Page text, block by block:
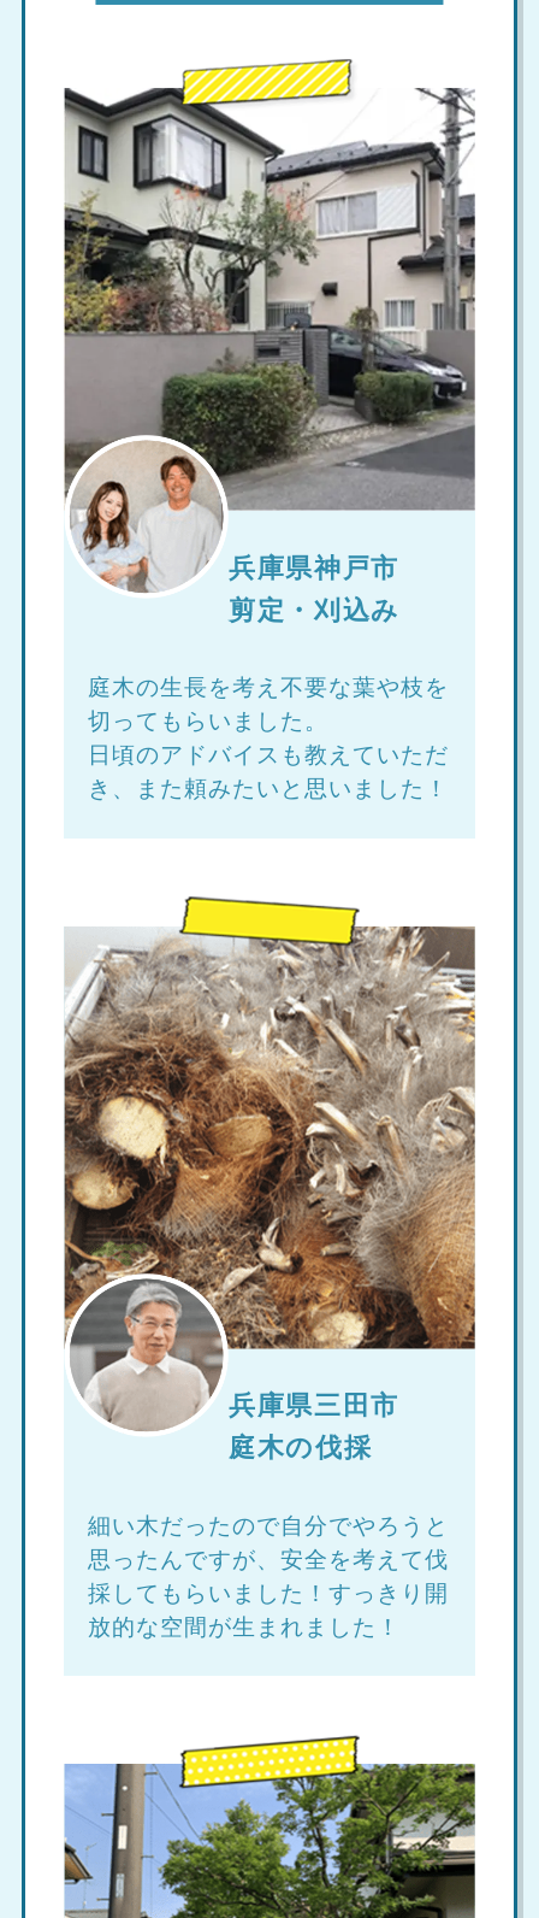
兵庫県神戸市
剪定・刈込み
庭木の生長を考え不要な葉や枝を
切ってもらいました。
日頃のアドバイスも教えていただ
き、また頼みたいと思いました！
兵庫県三田市
庭木の伐採
細い木だったので自分でやろうと
思ったんですが、安全を考えて伐
採してもらいました！すっきり開
放的な空間が生まれました！